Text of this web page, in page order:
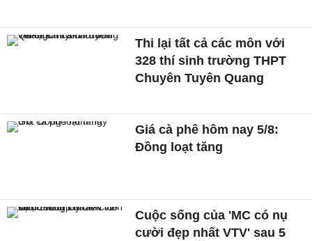
Thi lại tất cả các môn với
328 thí sinh trường THPT
Chuyên Tuyên Quang
Giá cà phê hôm nay 5/8:
Đồng loạt tăng
Cuộc sống của 'MC có nụ
cười đẹp nhất VTV' sau 5